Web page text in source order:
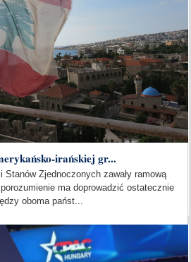
irańskiej gr...
Zjednoczonych zawały ramową
ma doprowadzić ostatecznie
oboma państ...